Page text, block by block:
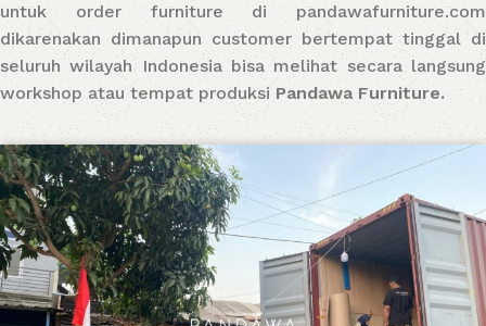
untuk order furniture di pandawafurniture.com
dikarenakan dimanapun customer bertempat tinggal di
seluruh wilayah Indonesia bisa melihat secara langsung
workshop atau tempat produksi Pandawa Furniture.